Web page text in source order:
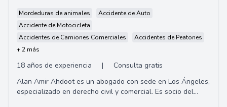
Mordeduras de animales
Accidente de Auto
Accidente de Motocicleta
Accidentes de Camiones Comerciales
Accidentes de Peatones
+ 2 más
18 años de experiencia |
Consulta gratis
Alan Amir Ahdoot es un abogado con sede en Los Ángeles,
especializado en derecho civil y comercial. Es socio del